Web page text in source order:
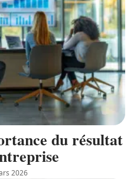
du résultat
2026